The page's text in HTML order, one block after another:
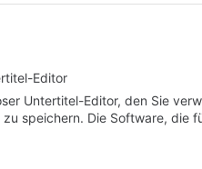
Editor
Untertitel-Editor, den Sie
speichern. Die Software, die